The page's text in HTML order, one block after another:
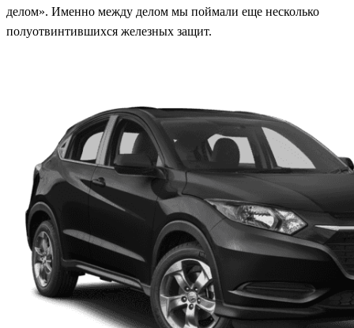
делом». Именно между делом мы поймали еще несколько
полуотвинтившихся железных защит.